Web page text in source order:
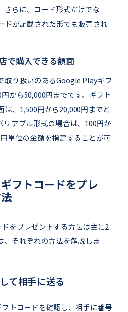
さらに、コード形式だけでな
ドが記載された形でも販売され
で購入できる額面
取り扱いのあるGoogle Playギフ
から50,000円までです。ギフト
は、1,500円から20,000円までと
リアブル形式の場合は、100円か
単位の金額を指定することが可
フトコードをプレ
をプレゼントする方法は主に2
、それぞれの方法を解説しま
て相手に送る
トコードを確認し、相手に番号